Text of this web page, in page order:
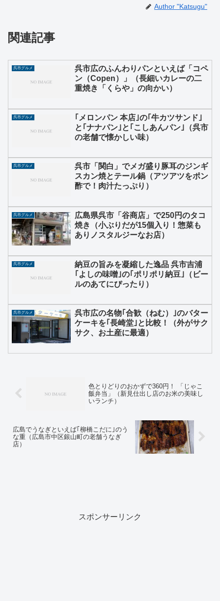
Author "Katsugu"
関連記事
呉市グルメ
呉市広のふんわりパンといえば「コペ
ン（Copen）」（長細いカレーの二
重焼き「くらや」の向かい）
呉市グルメ
｢メロンパン 本店｣の｢牛カツサンド｣
と｢ナナパン｣と｢こしあんパン｣（呉市
の老舗で懐かしい味）
呉市グルメ
呉市「関白」でメガ盛り豚耳のジンギ
スカン焼とテール鍋（アツアツをポン
酢で！肉汁たっぷり）
呉市グルメ
広島県呉市「谷商店」で250円のタコ
焼き（小ぶりだが15個入り！惣菜も
ありノスタルジーなお店）
呉市グルメ
納豆の旨みを凝縮した逸品 呉市吉浦
｢よしの味噌｣の｢ポリポリ納豆｣（ビー
ルのあてにぴったり）
呉市グルメ
呉市広の名物｢合歓（ねむ）｣のバター
ケーキを｢長崎堂｣と比較！（外がサク
サク、お土産に最適）
色とりどりのおかずで360円！ 「じゃこ
飯弁当」（新見仕出し店のお米の美味し
いランチ）
広島でうなぎといえば｢柳橋こだに｣のう
な重（広島市中区銀山町の老舗うなぎ
店）
スポンサーリンク